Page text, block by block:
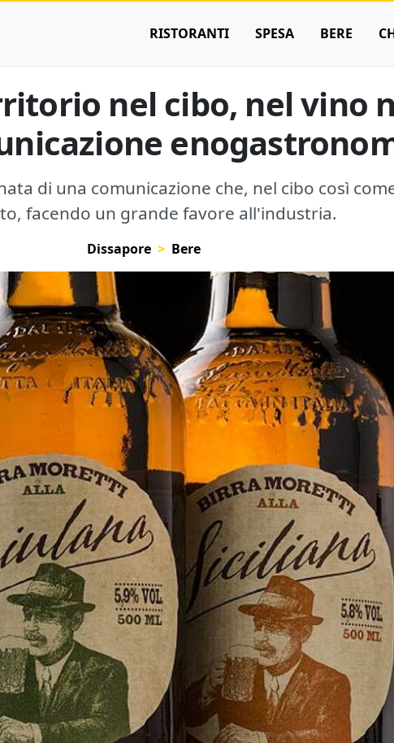
RISTORANTI SPESA BERE
nel cibo, nel vino
di una comunicazione che, nel cibo così
facendo un grande favore all'industria.
Dissapore Bere